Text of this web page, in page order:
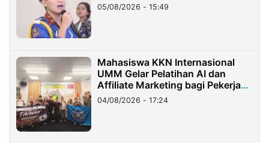
05/08/2026 - 15:49
Mahasiswa KKN Internasional
UMM Gelar Pelatihan AI dan
Affiliate Marketing bagi Pekerja
Migran Indonesia di Taiwan
04/08/2026 - 17:24